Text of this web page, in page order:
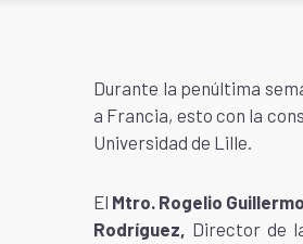
Durante la penúltima
a Francia, esto con la
Universidad de Lille.
El Mtro. Rogelio
Rodríguez, Director de